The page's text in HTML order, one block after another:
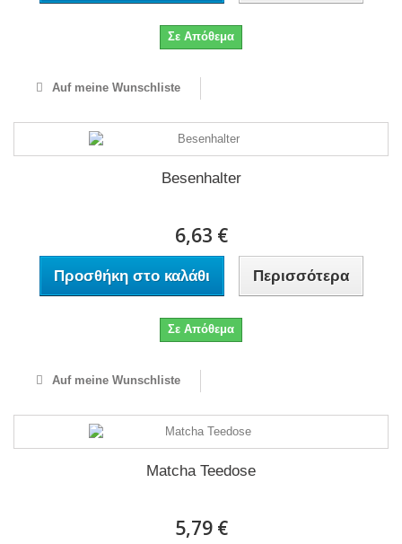
Σε Απόθεμα
Auf meine Wunschliste
Besenhalter
6,63 €
Προσθήκη στο καλάθι Περισσότερα
Σε Απόθεμα
Auf meine Wunschliste
Matcha Teedose
5,79 €